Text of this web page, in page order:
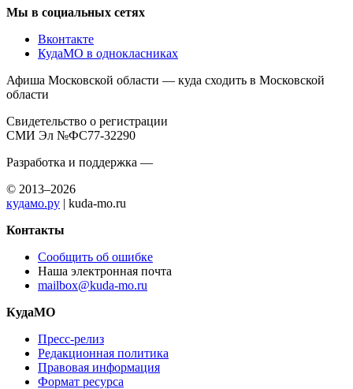
Мы в социальных сетях
Вконтакте
КудаМО в однокласниках
Афиша Московской области — куда сходить в Московской
области
Свидетельство о регистрации
СМИ Эл №ФС77-32290
Разработка и поддержка —
© 2013–2026
кудамо.ру | kuda-mo.ru
Контакты
Сообщить об ошибке
Наша электронная почта
mailbox@kuda-mo.ru
КудаМО
Пресс-релиз
Редакционная политика
Правовая информация
Формат ресурса